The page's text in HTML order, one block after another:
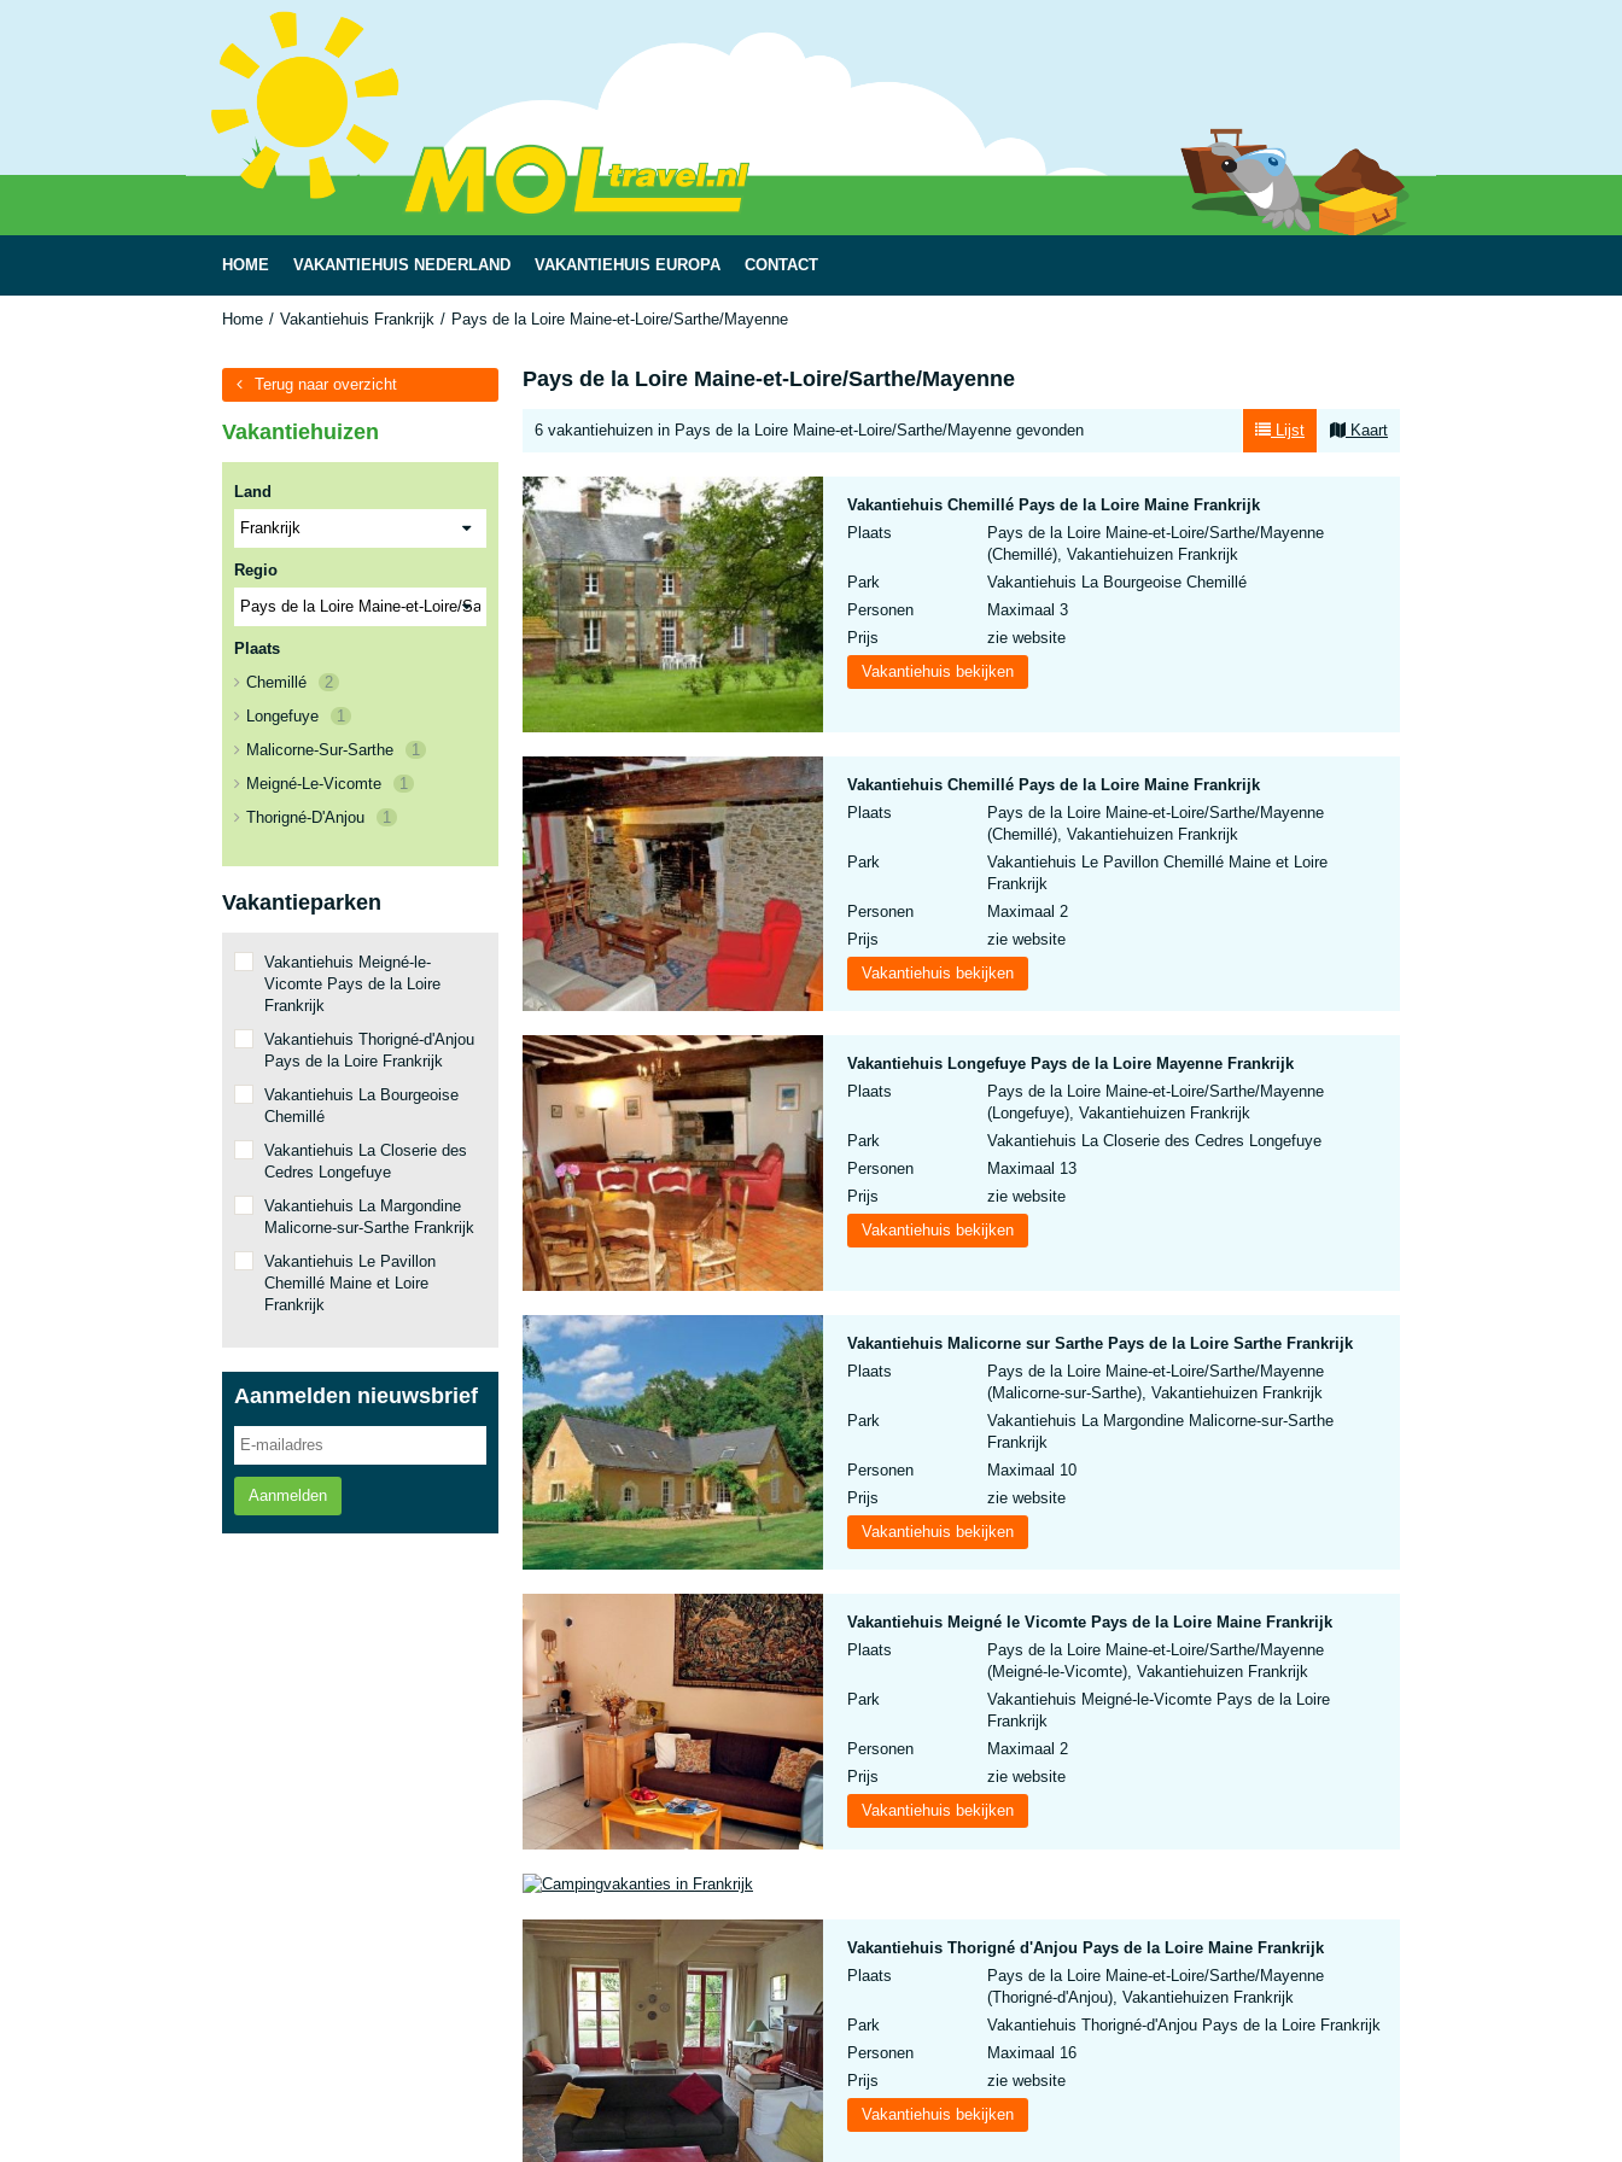
HOME VAKANTIEHUIS NEDERLAND VAKANTIEHUIS EUROPA CONTACT
Home Vakantiehuis Frankrijk Pays de la Loire Maine-et-Loire/Sarthe/Mayenne
Pays de la Loire Maine-et-Loire/Sarthe/Mayenne
6 vakantiehuizen in Pays de la Loire Maine-et-Loire/Sarthe/Mayenne gevonden Lijst Kaart
Vakantiehuis Chemillé Pays de la Loire Maine Frankrijk
Plaats
Pays de la Loire Maine-et-Loire/Sarthe/Mayenne
(Chemillé), Vakantiehuizen Frankrijk
Park
Vakantiehuis La Bourgeoise Chemillé
Personen
Maximaal 3
Prijs
zie website
Vakantiehuis bekijken
Vakantiehuis Chemillé Pays de la Loire Maine Frankrijk
Plaats
Pays de la Loire Maine-et-Loire/Sarthe/Mayenne
(Chemillé), Vakantiehuizen Frankrijk
Park
Vakantiehuis Le Pavillon Chemillé Maine et Loire
Frankrijk
Personen
Maximaal 2
Prijs
zie website
Vakantiehuis bekijken
Vakantiehuis Longefuye Pays de la Loire Mayenne Frankrijk
Plaats
Pays de la Loire Maine-et-Loire/Sarthe/Mayenne
(Longefuye), Vakantiehuizen Frankrijk
Park
Vakantiehuis La Closerie des Cedres Longefuye
Personen
Maximaal 13
Prijs
zie website
Vakantiehuis bekijken
Vakantiehuis Malicorne sur Sarthe Pays de la Loire Sarthe Frankrijk
Plaats
Pays de la Loire Maine-et-Loire/Sarthe/Mayenne
(Malicorne-sur-Sarthe), Vakantiehuizen Frankrijk
Park
Vakantiehuis La Margondine Malicorne-sur-Sarthe
Frankrijk
Personen
Maximaal 10
Prijs
zie website
Vakantiehuis bekijken
Vakantiehuis Meigné le Vicomte Pays de la Loire Maine Frankrijk
Plaats
Pays de la Loire Maine-et-Loire/Sarthe/Mayenne
(Meigné-le-Vicomte), Vakantiehuizen Frankrijk
Park
Vakantiehuis Meigné-le-Vicomte Pays de la Loire
Frankrijk
Personen
Maximaal 2
Prijs
zie website
Vakantiehuis bekijken
Vakantiehuis Thorigné d'Anjou Pays de la Loire Maine Frankrijk
Plaats
Pays de la Loire Maine-et-Loire/Sarthe/Mayenne
(Thorigné-d'Anjou), Vakantiehuizen Frankrijk
Park
Vakantiehuis Thorigné-d'Anjou Pays de la Loire Frankrijk
Personen
Maximaal 16
Prijs
zie website
Vakantiehuis bekijken
Terug naar overzicht
Vakantiehuizen
Land
Regio
Plaats
Chemillé
2
Longefuye
1
Malicorne-Sur-Sarthe
1
Meigné-Le-Vicomte
1
Thorigné-D'Anjou
1
Vakantieparken
Vakantiehuis Meigné-le-
Vicomte Pays de la Loire
Frankrijk
Vakantiehuis Thorigné-d'Anjou
Pays de la Loire Frankrijk
Vakantiehuis La Bourgeoise
Chemillé
Vakantiehuis La Closerie des
Cedres Longefuye
Vakantiehuis La Margondine
Malicorne-sur-Sarthe Frankrijk
Vakantiehuis Le Pavillon
Chemillé Maine et Loire
Frankrijk
Aanmelden nieuwsbrief
Aanmelden